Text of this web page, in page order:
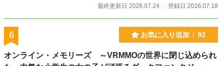
最終更新日 2026.07.24
登録日 2026.07.18
6 お気に入り追加 92
オンライン・メモリーズ ～VRMMOの世界に閉じ込められ